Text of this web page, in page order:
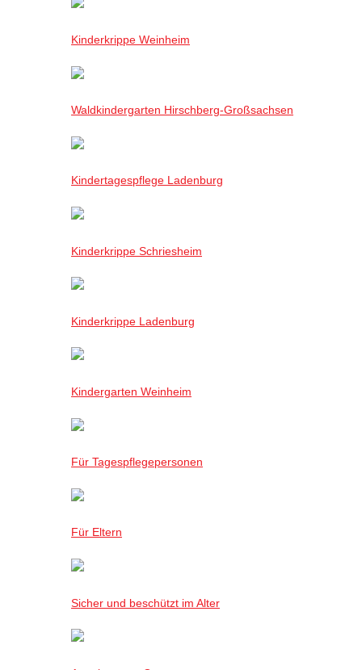
Kinderkrippe Weinheim
Waldkindergarten Hirschberg-Großsachsen
Kindertagespflege Ladenburg
Kinderkrippe Schriesheim
Kinderkrippe Ladenburg
Kindergarten Weinheim
Für Tagespflegepersonen
Für Eltern
Sicher und beschützt im Alter